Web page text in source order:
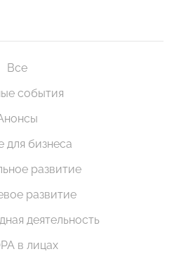
Все
события
для бизнеса
развитие
развитие
деятельность
в лицах